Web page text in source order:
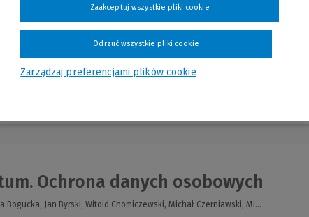
Ochrona danych osobowych
Bogucka, Jan Byrski, Witold Chomiczewski, Michał Czerniawski, Mi...
Zarządzaj preferencjami plików cookie
Odrzuć wszystkie pliki cookie
Zaakceptuj wszystkie pliki cookie